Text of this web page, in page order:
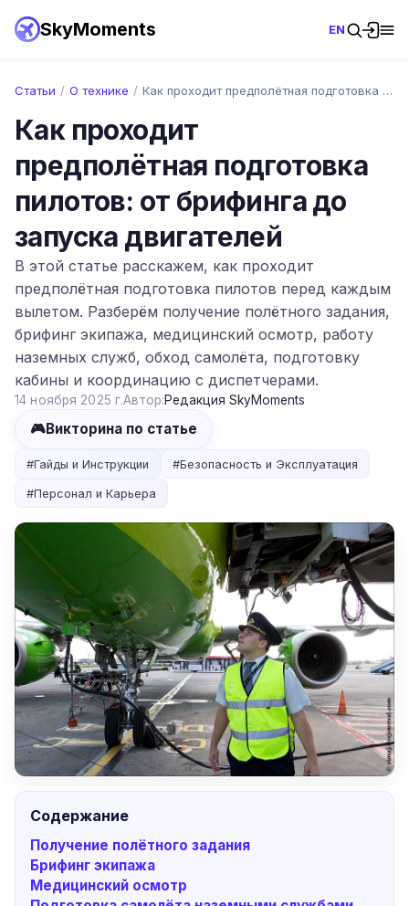
SkyMoments EN
Статьи / О технике / Как проходит предполётная подготовка пил…
Как проходит
предполётная подготовка
пилотов: от брифинга до
запуска двигателей
В этой статье расскажем, как проходит
предполётная подготовка пилотов перед каждым
вылетом. Разберём получение полётного задания,
брифинг экипажа, медицинский осмотр, работу
наземных служб, обход самолёта, подготовку
кабины и координацию с диспетчерами.
14 ноября 2025 г.Автор:Редакция SkyMoments
🎮Викторина по статье
#Гайды и Инструкции #Безопасность и Эксплуатация
#Персонал и Карьера
Содержание
Получение полётного задания
Брифинг экипажа
Медицинский осмотр